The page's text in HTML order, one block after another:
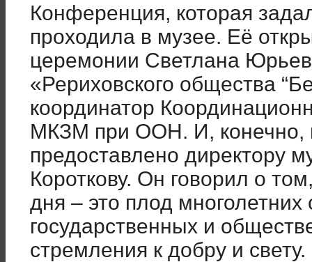
Конференция, которая
проходила в музее. Её
церемонии Светлана
«Рериховского общества
координатор
МКЗМ при ООН. И, конечно,
предоставлено директору
Короткову. Он говорил о
дня – это плод
государственных и
стремления к добру и свету.